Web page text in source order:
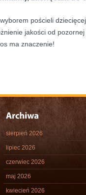
pościeli
jakości od
ma znaczenie!
sierpień 2026
lipiec 2026
czerwiec 2026
maj 2026
kwiecień 2026